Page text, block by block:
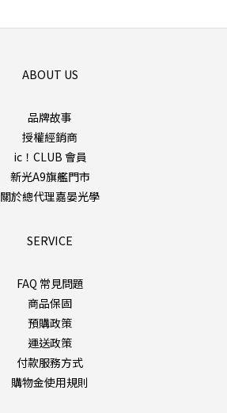
ABOUT US
品牌故事
授權經銷商
ic！CLUB 會員
新光A9旗艦門市
關於總代理嘉晏光學
SERVICE
FAQ 常見問題
商品保固
預購政策
運送政策
付款服務方式
購物金使用規則